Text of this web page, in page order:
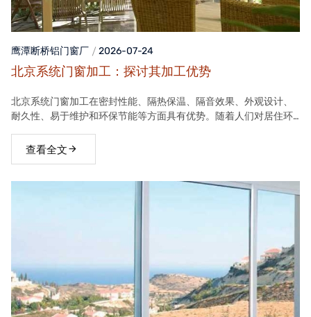
鹰潭断桥铝门窗厂 2026-07-24
北京系统门窗加工：探讨其加工优势
北京系统门窗加工在密封性能、隔热保温、隔音效果、外观设计、
耐久性、易于维护和环保节能等方面具有优势。随着人们对居住环
位。查看全文